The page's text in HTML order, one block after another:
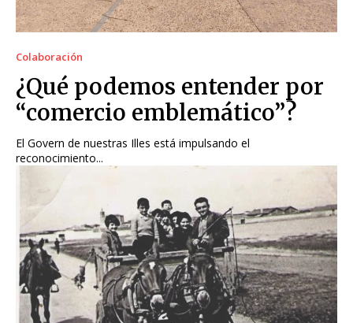
Colaboración
¿Qué podemos entender por
“comercio emblemático”?
El Govern de nuestras Illes está impulsando el
reconocimiento...